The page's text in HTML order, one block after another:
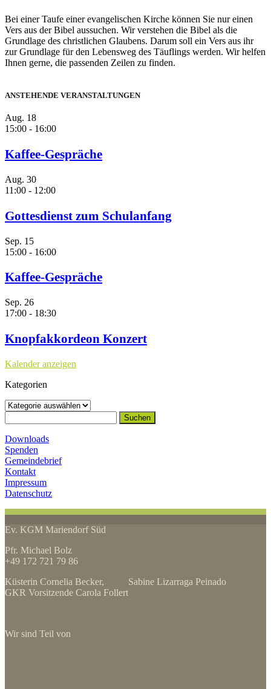
Bei einer Taufe einer evangelischen Kirche können Sie nur einen
Vers aus der Bibel aussuchen. Wir verstehen die Bibel als die
Grundlage des christlichen Glaubens. Darum soll ein Vers aus ihr
zur Grundlage für den Lebensweg des Täuflings werden. Wir helfen
Ihnen gerne, die passenden Zeilen zu finden.
ANSTEHENDE VERANSTALTUNGEN
Aug. 18
15:00 - 16:00
Kaffee-Gespräche
Aug. 30
11:00 - 12:00
Gottesdienst zum Schulanfang
Sep. 15
15:00 - 16:00
Kaffee-Gespräche
Sep. 26
17:00 - 18:30
Knopfakkordeon Konzert
Kalender anzeigen
Kategorien
Kategorien
nach:
Downloads
Spenden
Gemeindebrief
Kontakt
Impressum
Datenschutz
Ev. KGM Mariendorf Süd
Pfr. Michael Bolz
+49 172 721 79 86
Küsterin Cornelia Becker, Sabine Lizarraga Peinado
GKR Vorsitzende Carola Follert
Wir sind Teil von